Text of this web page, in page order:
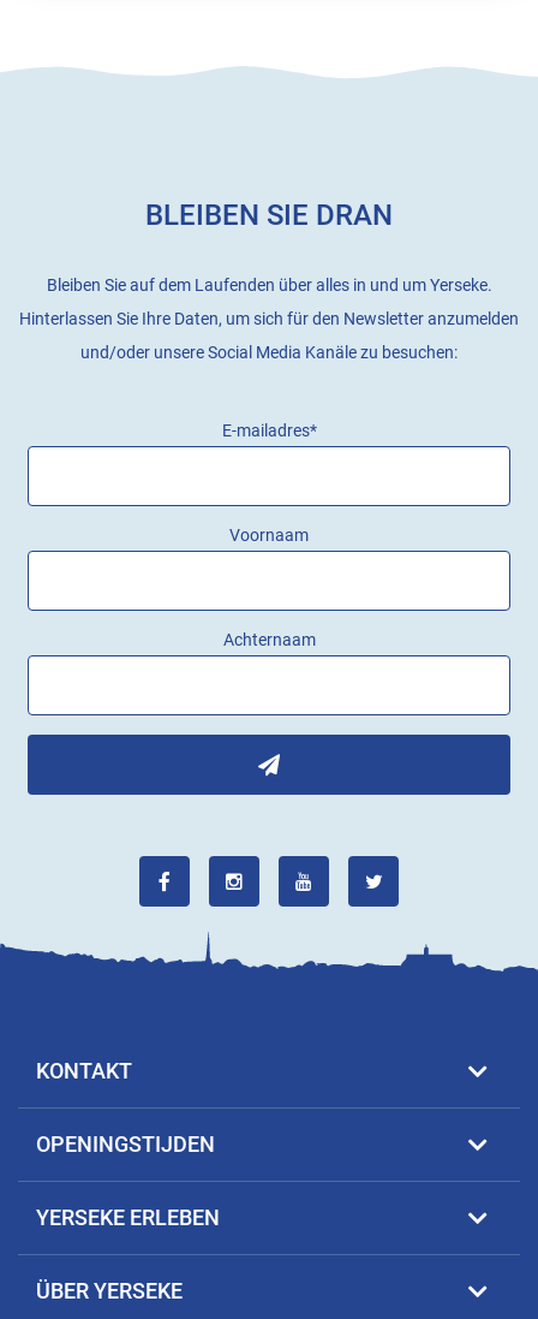
BLEIBEN SIE DRAN
Bleiben Sie auf dem Laufenden über alles in und um Yerseke.
Hinterlassen Sie Ihre Daten, um sich für den Newsletter anzumelden
und/oder unsere Social Media Kanäle zu besuchen:
E-mailadres*
Voornaam
Achternaam
KONTAKT
OPENINGSTIJDEN
YERSEKE ERLEBEN
ÜBER YERSEKE